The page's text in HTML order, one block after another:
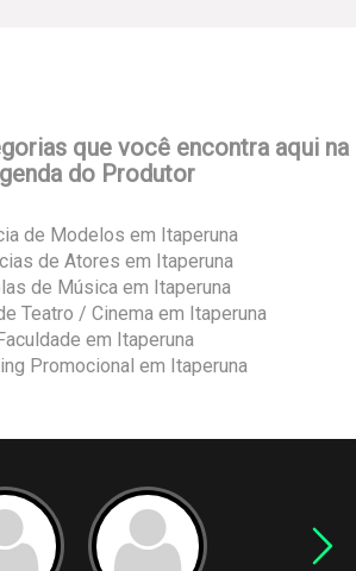
que você encontra aqui na
do Produtor
de Modelos em Itaperuna
de Atores em Itaperuna
de Música em Itaperuna
Teatro / Cinema em Itaperuna
em Itaperuna
Promocional em Itaperuna